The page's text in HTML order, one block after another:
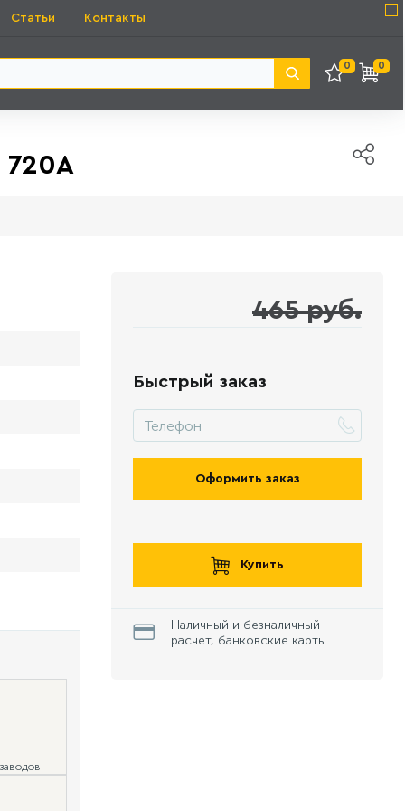
Статьи Контакты
0 0
720A
465 руб.
Быстрый заказ
Оформить заказ
Купить
Наличный и безналичный
расчет, банковские карты